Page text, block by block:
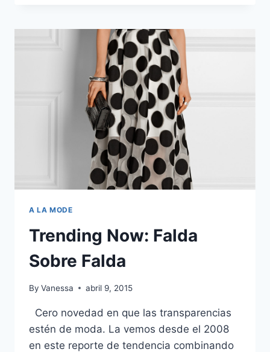
A LA MODE
Trending Now: Falda
Sobre Falda
By Vanessa abril 9, 2015
Cero novedad en que las transparencias
estén de moda. La vemos desde el 2008
en este reporte de tendencia combinando